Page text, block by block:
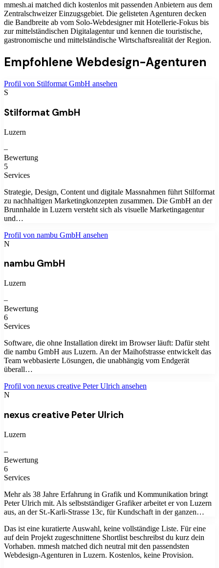
mmesh.ai matched dich kostenlos mit passenden Anbietern aus dem
Zentralschweizer Einzugsgebiet. Die gelisteten Agenturen decken
die Bandbreite ab vom Solo-Webdesigner mit Hotellerie-Fokus bis
zur mittelständischen Digitalagentur und kennen die touristische,
gastronomische und mittelständische Wirtschaftsrealität der Region.
Empfohlene Webdesign-Agenturen
Profil von Stilformat GmbH ansehen
S
Stilformat GmbH
Luzern
–
Bewertung
5
Services
Strategie, Design, Content und digitale Massnahmen führt Stilformat
zu nachhaltigen Marketingkonzepten zusammen. Die GmbH an der
Brunnhalde in Luzern versteht sich als visuelle Marketingagentur
und…
Profil von nambu GmbH ansehen
N
nambu GmbH
Luzern
–
Bewertung
6
Services
Software, die ohne Installation direkt im Browser läuft: Dafür steht
die nambu GmbH aus Luzern. An der Maihofstrasse entwickelt das
Team webbasierte Lösungen, die unabhängig vom Endgerät
überall…
Profil von nexus creative Peter Ulrich ansehen
N
nexus creative Peter Ulrich
Luzern
–
Bewertung
6
Services
Mehr als 38 Jahre Erfahrung in Grafik und Kommunikation bringt
Peter Ulrich mit. Als selbstständiger Grafiker arbeitet er von Luzern
aus, an der St.-Karli-Strasse 13c, für Kundschaft in der ganzen…
Das ist eine kuratierte Auswahl, keine vollständige Liste. Für eine
auf dein Projekt zugeschnittene Shortlist beschreibst du kurz dein
Vorhaben. mmesh matched dich neutral mit den passendsten
Webdesign-Agenturen in Luzern. Kostenlos, keine Provision.